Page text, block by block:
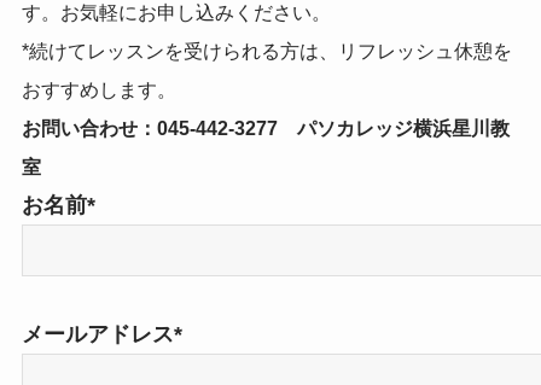
す。お気軽にお申し込みください。
*続けてレッスンを受けられる方は、リフレッシュ休憩を
おすすめします。
お問い合わせ：045-442-3277 パソカレッジ横浜星川教
室
お名前*
メールアドレス*